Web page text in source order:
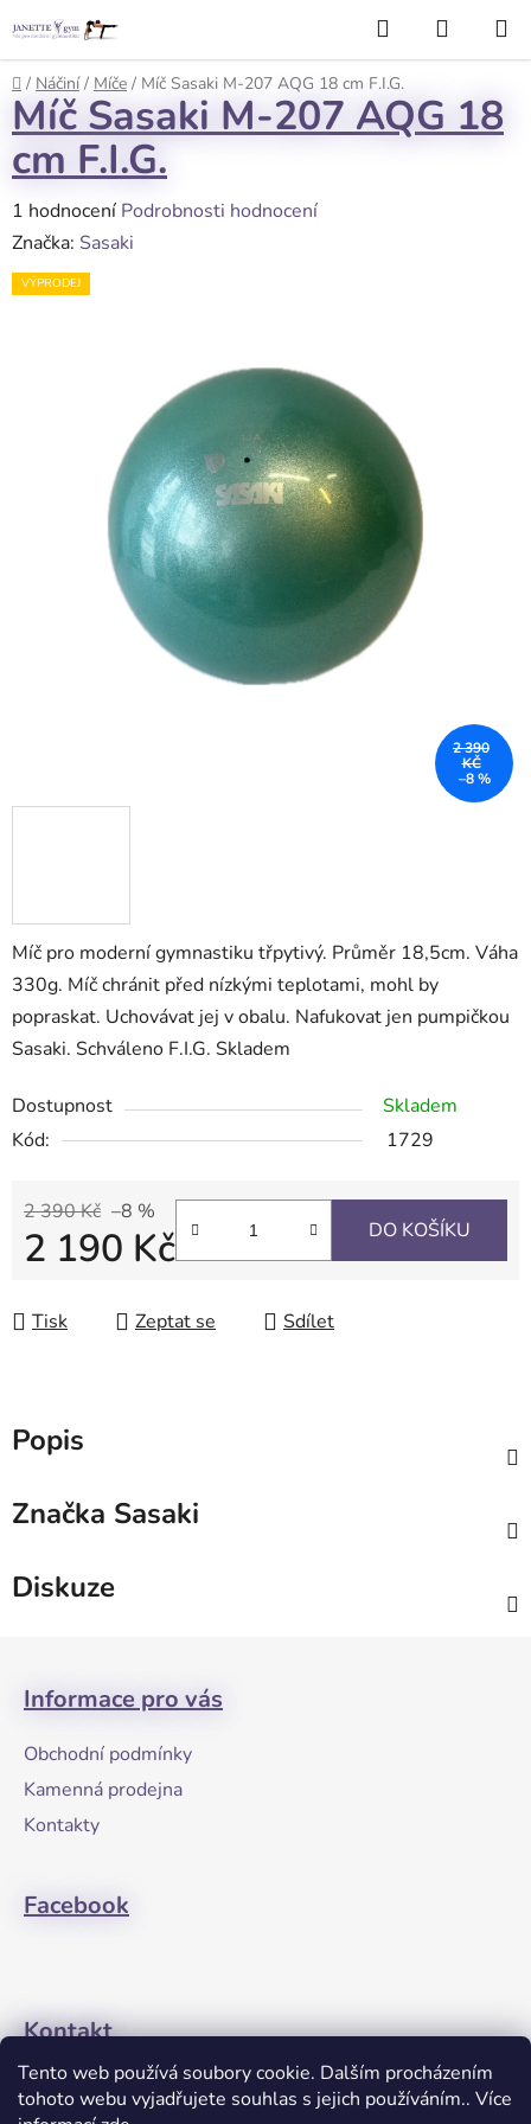
Tento web používá soubory cookie. Dalším procházením
tohoto webu vyjadřujete souhlas s jejich používáním.. Více
na
obsah
Hledat
KOŠÍK
Domů
/ Náčiní / Míče / Míč Sasaki M-207 AQG 18 cm F.I.G.
Míč pro moderní gymnastiku třpytivý. Průměr 18,5cm. Váha
330g. Míč chránit před nízkými teplotami, mohl by
popraskat. Uchovávat jej v obalu. Nafukovat jen pumpičkou
Sasaki. Schváleno F.I.G. Skladem
Dostupnost
Skladem
Kód:
1729
2 390 Kč –8 %
2 190 Kč DO KOŠÍKU
Tisk Zeptat se Sdílet
Míč Sasaki M-207 AQG 18
cm F.I.G.
Průměrné
hodnocení
produktu
1 hodnocení Podrobnosti hodnocení
Značka: Sasaki
VÝPRODEJ
2 390
KČ
–8 %
Popis
Značka Sasaki
Diskuze
Informace pro vás
Obchodní podmínky
Kamenná prodejna
Kontakty
Facebook
Kontakt
+420608274762